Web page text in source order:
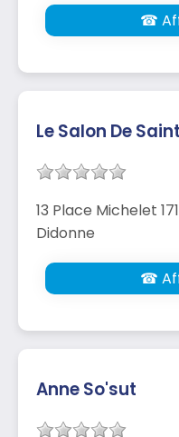
☎
Le Salon De
13 Place Michelet
Didonne
☎
Anne So'sut